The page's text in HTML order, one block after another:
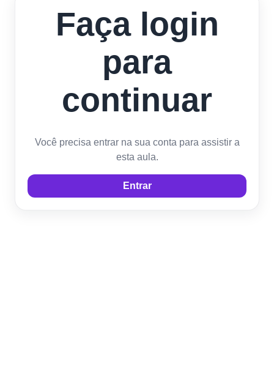
Faça login
para
continuar
Você precisa entrar na sua conta para assistir a
esta aula.
Entrar